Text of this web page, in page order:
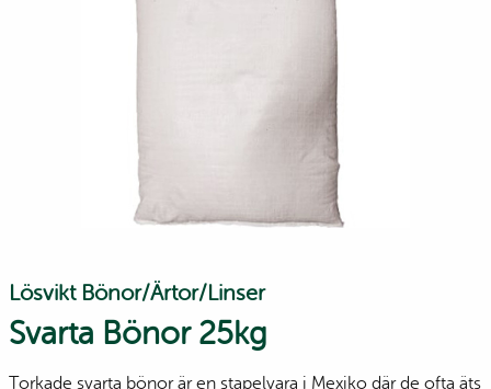
Lösvikt Bönor/Ärtor/Linser
Svarta Bönor 25kg
Torkade svarta bönor är en stapelvara i Mexiko där de ofta äts